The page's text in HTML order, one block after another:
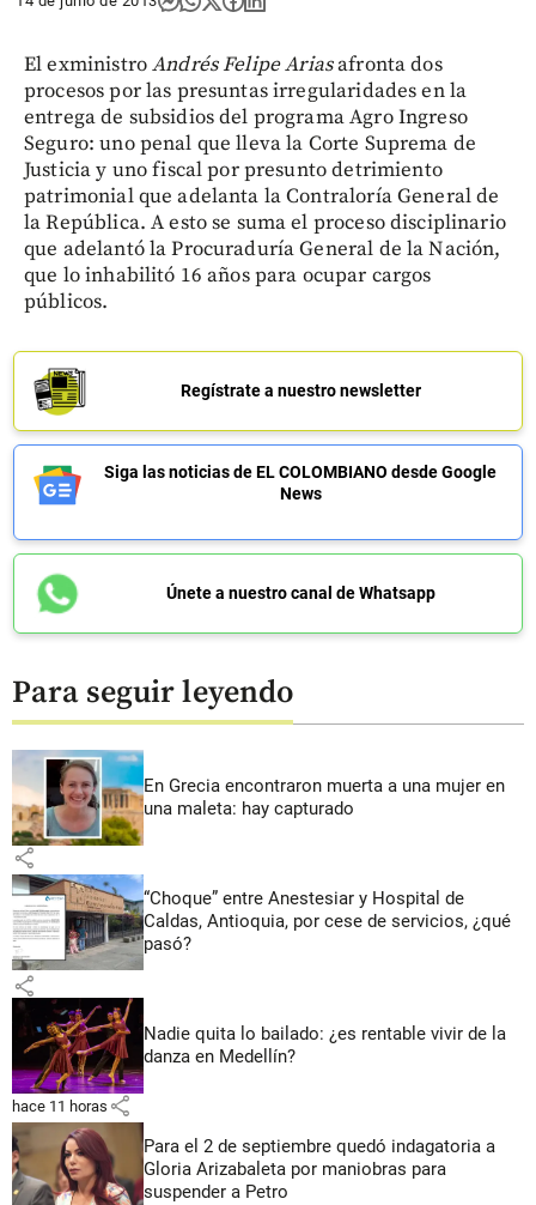
El exministroAndrés Felipe Ariasafronta dos
procesos por las presuntas irregularidades en la
entrega de subsidios del programa Agro Ingreso
Seguro: uno penal que lleva la Corte Suprema de
Justicia y uno fiscal por presunto detrimiento
patrimonial que adelanta la Contraloría General de
la República. A esto se suma el proceso disciplinario
que adelantó la Procuraduría General de la Nación,
que lo inhabilitó 16 años para ocupar cargos
públicos.
Regístrate a nuestro newsletter
Siga las noticias de EL COLOMBIANO desde Google
News
Únete a nuestro canal de Whatsapp
Para seguir leyendo
En Grecia encontraron muerta a una mujer en
una maleta: hay capturado
share
“Choque” entre Anestesiar y Hospital de
Caldas, Antioquia, por cese de servicios, ¿qué
pasó?
share
Nadie quita lo bailado: ¿es rentable vivir de la
danza en Medellín?
hace 11 horas share
Para el 2 de septiembre quedó indagatoria a
Gloria Arizabaleta por maniobras para
suspender a Petro